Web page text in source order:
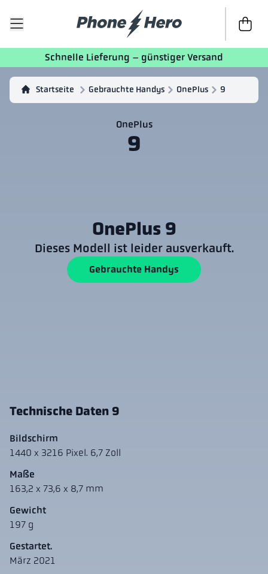
Zur Kasse
Schnelle Lieferung – günstiger Versand
Startseite Gebrauchte Handys OnePlus 9
OnePlus
9
Technische Daten 9
Bildschirm
1440 x 3216 Pixel. 6,7 Zoll
Maße
163,2 x 73,6 x 8,7 mm
Gewicht
197 g
Gestartet.
März 2021
OnePlus 9
Dieses Modell ist leider ausverkauft.
Gebrauchte Handys